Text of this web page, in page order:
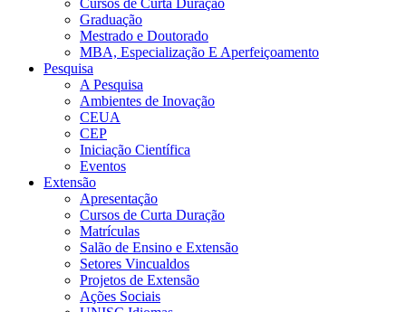
Graduação
Mestrado e Doutorado
MBA, Especialização E Aperfeiçoamento
Pesquisa
A Pesquisa
Ambientes de Inovação
CEUA
CEP
Iniciação Científica
Eventos
Extensão
Apresentação
Cursos de Curta Duração
Matrículas
Salão de Ensino e Extensão
Setores Vincualdos
Projetos de Extensão
Ações Sociais